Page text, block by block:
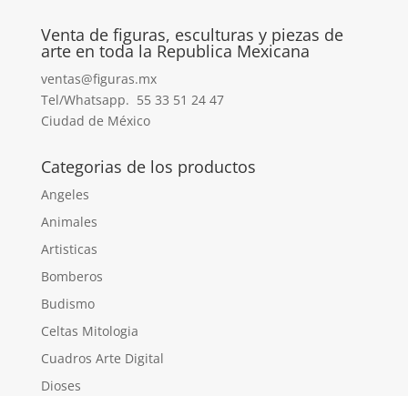
Venta de figuras, esculturas y piezas de
arte en toda la Republica Mexicana
ventas@figuras.mx
Tel/Whatsapp. 55 33 51 24 47
Ciudad de México
Categorias de los productos
Angeles
Animales
Artisticas
Bomberos
Budismo
Celtas Mitologia
Cuadros Arte Digital
Dioses